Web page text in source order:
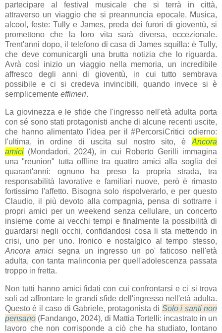
partecipare al festival musicale che si terrà in città,
attraverso un viaggio che si preannuncia epocale. Musica,
alcool, feste: Tully e James, preda dei furori di gioventù, si
promettono che la loro vita sarà diversa, eccezionale.
Trent'anni dopo, il telefono di casa di James squilla: è Tully,
che deve comunicargli una brutta notizia che lo riguarda.
Avrà così inizio un viaggio nella memoria, un incredibile
affresco degli anni di gioventù, in cui tutto sembrava
possibile e ci si credeva invincibili, quando invece si è
semplicemente effimeri.
La giovinezza e le sfide che l'ingresso nell'età adulta porta
con sé sono stati protagonisti anche di alcune recenti uscite,
che hanno alimentato l'idea per il #PercorsiCritici odierno:
l'ultima, in ordine di uscita sul nostro sito, è Ancora
amici (Mondadori, 2024), in cui Roberto Gerilli immagina
una "reunion" tutta offline tra quattro amici alla soglia dei
quarant'anni: ognuno ha preso la propria strada, tra
responsabilità lavorative e familiari nuove, però è rimasto
fortissimo l'affetto. Bisogna solo rispolverarlo, e per questo
Claudio, il più devoto alla compagnia, pensa di sottrarre i
propri amici per un weekend senza cellulare, un concerto
insieme come ai vecchi tempi e finalmente la possibilità di
guardarsi negli occhi, confidandosi cosa li sta mettendo in
crisi, uno per uno. Ironico e nostalgico al tempo stesso,
Ancora amicisegna un ingresso un po' faticoso nell'età
adulta, con tanta malinconia per quell'adolescenza passata
troppo in fretta.
Non tutti hanno amici fidati con cui confrontarsi e ci si trova
soli ad affrontare le grandi sfide dell'ingresso nell'età adulta.
Questo è il caso di Gabriele, protagonista di Solo i santi non
pensano (Fandango, 2024), di Mattia Tortelli: incastrato in un
lavoro che non corrisponde a ciò che ha studiato, lontano